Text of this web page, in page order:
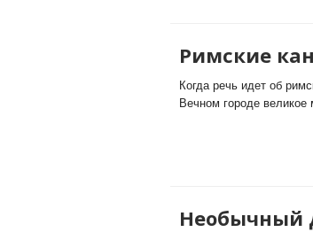
Римские
Когда речь идет об
Вечном городе
Необычный